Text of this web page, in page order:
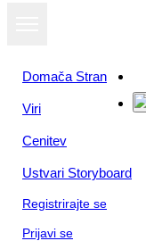
Domača Stran
Viri
Cenitev
Ustvari Storyboard
Registrirajte se
Prijavi se
Oglejte si kot
diaprojekcijo